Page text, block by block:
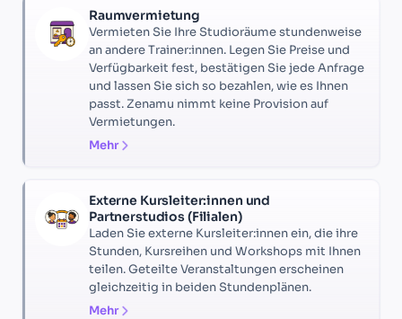
Raumvermietung
Vermieten Sie Ihre Studioräume stundenweise
an andere Trainer:innen. Legen Sie Preise und
Verfügbarkeit fest, bestätigen Sie jede Anfrage
und lassen Sie sich so bezahlen, wie es Ihnen
passt. Zenamu nimmt keine Provision auf
Vermietungen.
Mehr
Externe Kursleiter:innen und
Partnerstudios (Filialen)
Laden Sie externe Kursleiter:innen ein, die ihre
Stunden, Kursreihen und Workshops mit Ihnen
teilen. Geteilte Veranstaltungen erscheinen
gleichzeitig in beiden Stundenplänen.
Mehr